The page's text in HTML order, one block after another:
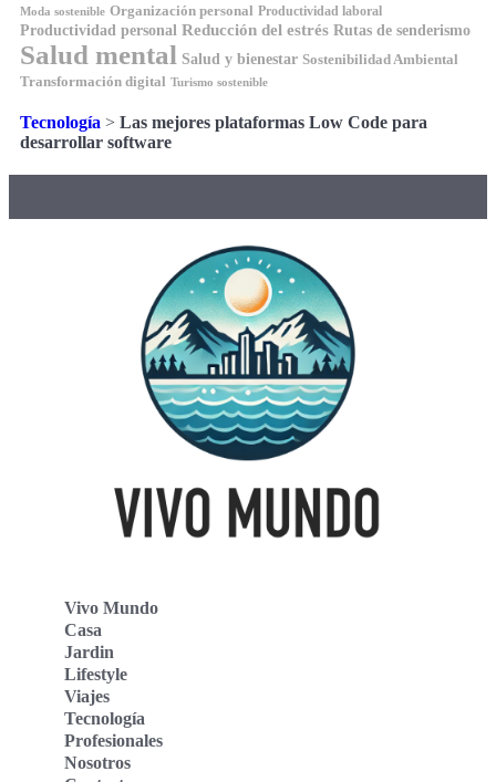
Moda sostenible Organización personal Productividad laboral
Productividad personal Reducción del estrés Rutas de senderismo
Salud mental Salud y bienestar Sostenibilidad Ambiental
Transformación digital Turismo sostenible
Tecnología > Las mejores plataformas Low Code para
desarrollar software
Vivo Mundo
Casa
Jardin
Lifestyle
Viajes
Tecnología
Profesionales
Nosotros